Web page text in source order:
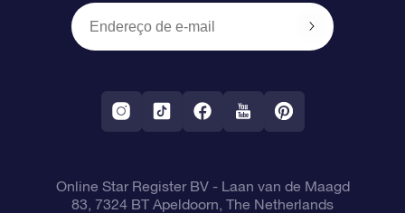
OSR Starsaver
Aplicativo RV Fly me to the stars
Política de devolução
Constelações
Online Star Register BV- Laan van de Maagd
83, 7324 BT Apeldoorn, The Netherlands